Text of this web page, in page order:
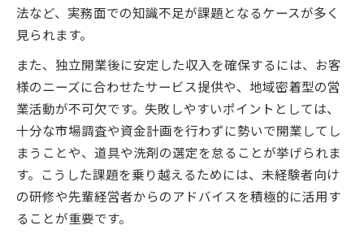
法など、実務面での知識不足が課題となるケースが多く
見られます。
また、独立開業後に安定した収入を確保するには、お客
様のニーズに合わせたサービス提供や、地域密着型の営
業活動が不可欠です。失敗しやすいポイントとしては、
十分な市場調査や資金計画を行わずに勢いで開業してし
まうことや、道具や洗剤の選定を怠ることが挙げられま
す。こうした課題を乗り越えるためには、未経験者向け
の研修や先輩経営者からのアドバイスを積極的に活用す
ることが重要です。